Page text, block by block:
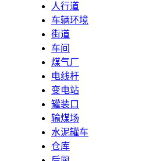
人行道
车辆环境
街道
车间
煤气厂
电线杆
变电站
罐装口
输煤场
水泥罐车
仓库